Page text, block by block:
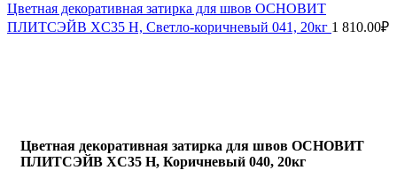
Цветная декоративная затирка для швов ОСНОВИТ
ПЛИТСЭЙВ XC35 Н, Светло-коричневый 041, 20кг 1 810.00₽
Цветная декоративная затирка для швов ОСНОВИТ
ПЛИТСЭЙВ XC35 Н, Коричневый 040, 20кг